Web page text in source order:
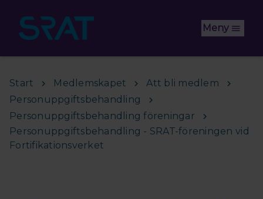
Meny
Start Medlemskapet
Att bli medlem
Personuppgiftsbehandling
Personuppgiftsbehandling föreningar
Personuppgiftsbehandling - SRAT-föreningen vid
Fortifikationsverket